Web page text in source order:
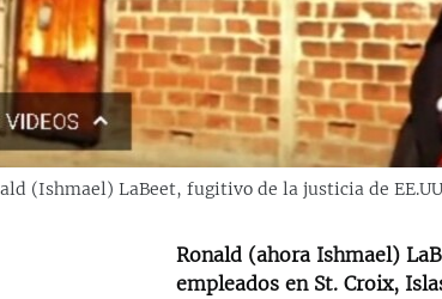
(Ishmael) LaBeet, fugitivo de la justicia de
Ronald (ahora Ishmael)
empleados en St. Croix,